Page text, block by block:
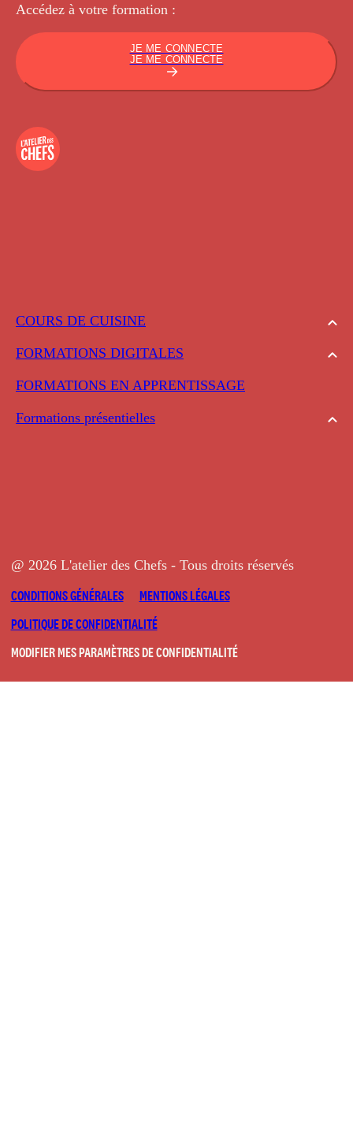
COURS DE CUISINE
FORMATIONS DIGITALES
FORMATIONS EN APPRENTISSAGE
Formations présentielles
Accédez à votre formation :
JE ME CONNECTE
JE ME CONNECTE
@ 2026 L'atelier des Chefs - Tous droits réservés
CONDITIONS GÉNÉRALES
MENTIONS LÉGALES
POLITIQUE DE CONFIDENTIALITÉ
MODIFIER MES PARAMÈTRES DE CONFIDENTIALITÉ